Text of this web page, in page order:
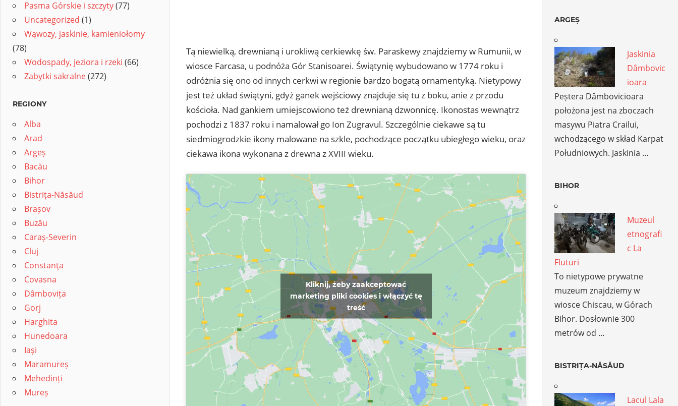
Tą niewielką, drewnianą i urokliwą cerkiewkę św. Paraskewy znajdziemy w Rumunii, w
wiosce Farcasa, u podnóża Gór Stanisoarei. Świątynię wybudowano w 1774 roku i
odróżnia się ono od innych cerkwi w regionie bardzo bogatą ornamentyką. Nietypowy
jest też układ świątyni, gdyż ganek wejściowy znajduje się tu z boku, anie z przodu
kościoła. Nad gankiem umiejscowiono też drewnianą dzwonnicę. Ikonostas wewnątrz
pochodzi z 1837 roku i namalował go Ion Zugravul. Szczególnie ciekawe są tu
siedmiogrodzkie ikony malowane na szkle, pochodzące początku ubiegłego wieku, oraz
ciekawa ikona wykonana z drewna z XVIII wieku.
Kliknij, żeby zaakceptować
marketing pliki cookies i włączyć tę
treść
Pasma Górskie i szczyty(77)
Uncategorized (1)
Wąwozy, jaskinie, kamieniołomy
(78)
Wodospady, jeziora i rzeki (66)
Zabytki sakralne(272)
REGIONY
Alba
Arad
Argeș
Bacău
Bihor
Bistrița-Năsăud
Brașov
Buzău
Caraș-Severin
Cluj
Constanţa
Covasna
Dâmbovița
Gorj
Harghita
Hunedoara
Iași
Maramureș
Mehedinți
Mureș
ARGEȘ
Jaskinia
Dâmbovic
ioara
Peștera Dâmbovicioara
położona jest na zboczach
masywu Piatra Crailui,
wchodzącego w skład Karpat
Południowych. Jaskinia …
BIHOR
Muzeul
etnografi
c La
Fluturi
To nietypowe prywatne
muzeum znajdziemy w
wiosce Chiscau, w Górach
Bihor. Dosłownie 300
metrów od …
BISTRIȚA-NĂSĂUD
Lacul Lala